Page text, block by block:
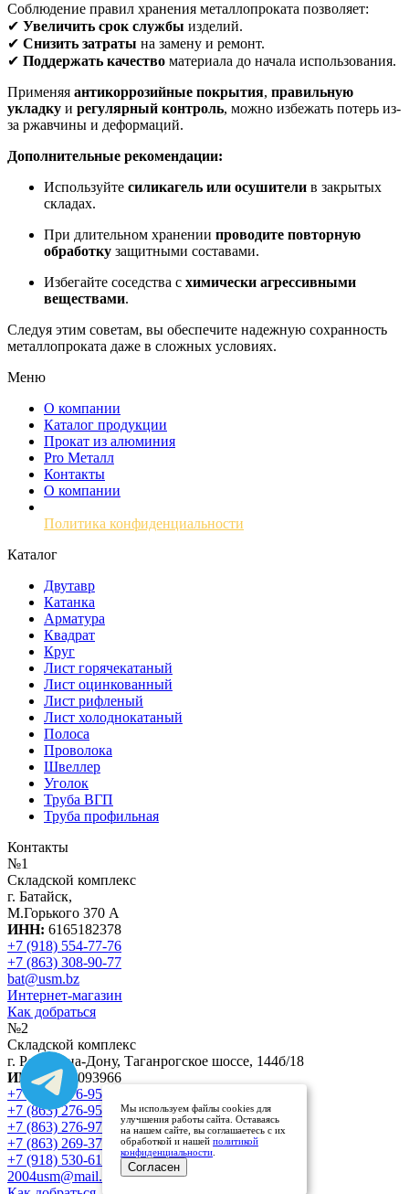
Соблюдение правил хранения металлопроката позволяет:
✔ Увеличить срок службы изделий.
✔ Снизить затраты на замену и ремонт.
✔ Поддержать качество материала до начала использования.
Применяя антикоррозийные покрытия, правильную
укладку и регулярный контроль, можно избежать потерь из-
за ржавчины и деформаций.
Дополнительные рекомендации:
Используйте силикагель или осушители в закрытых
складах.
При длительном хранении проводите повторную
обработку защитными составами.
Избегайте соседства с химически агрессивными
веществами.
Следуя этим советам, вы обеспечите надежную сохранность
металлопроката даже в сложных условиях.
Меню
О компании
Каталог продукции
Прокат из алюминия
Pro Металл
Контакты
О компании
Политика конфиденциальности
Каталог
Двутавр
Катанка
Арматура
Квадрат
Круг
Лист горячекатаный
Лист оцинкованный
Лист рифленый
Лист холоднокатаный
Полоса
Проволока
Швеллер
Уголок
Труба ВГП
Труба профильная
Контакты
№1
Складской комплекс
г. Батайск,
М.Горького 370 А
ИНН: 6165182378
+7 (918) 554-77-76
+7 (863) 308-90-77
bat@usm.bz
Интернет-магазин
Как добраться
№2
Складской комплекс
г. Ростов-на-Дону, Таганрогское шоссе, 144б/18
ИНН:6167093966
+7 (863) 276-95-88
+7 (863) 276-95-86
+7 (863) 276-97-01
+7 (863) 269-37-37
+7 (918) 530-61-39
2004usm@mail.ru
nkl999@mail.ru
Мы используем файлы cookies для
улучшения работы сайта. Оставаясь
на нашем сайте, вы соглашаетесь с их
обработкой и нашей политикой
конфиденциальности
Согласен